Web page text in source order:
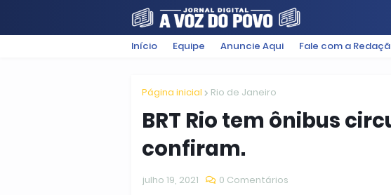
FILMES POLÍTICA SUGESTÕES BAIXADA
Início Equipe Anuncie Aqui Fale com a
Página inicial Rio de Janeiro
BRT Rio tem ônibus
confiram.
julho 19, 2021 0 Comentários